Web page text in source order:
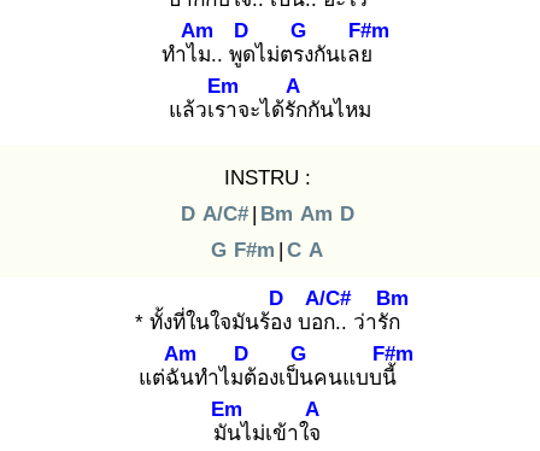
ทำไม
Am
.. พูด
D
ไม่ตรง
G
กันเลย
F#m
แล้วเรา
Em
จะได้รัก
A
กันไหม
INSTRU :
D A/C# | Bm Am D
G F#m | C A
* ทั้งที่ในใจมันร้อง
D
บอก
A/C#
.. ว่ารัก
Bm
แต่ฉัน
Am
ทำไมต้
D
องเป็น
G
คนแบบนี้
F#m
มัน
Em
ไม่เข้าใจ
A